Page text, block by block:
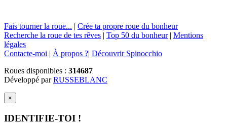
Fais tourner la roue... | Crée ta propre roue du bonheur
Recherche la roue de tes rêves | Top 50 du bonheur| Mentions
légales
Contacte-moi | À propos ?| Découvrir Spinocchio
Roues disponibles : 314687
Développé parRUSSEBLANC
×
IDENTIFIE-TOI !